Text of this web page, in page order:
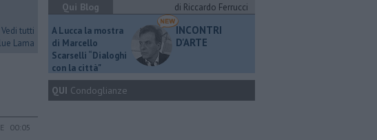
Vedi tutti
Lama
00:05
Qui Blog
di Riccardo Ferrucci
A Lucca la mostra
di Marcello
Scarselli “Dialoghi
con la città"
INCONTRI
D'ARTE
QUI Condoglianze